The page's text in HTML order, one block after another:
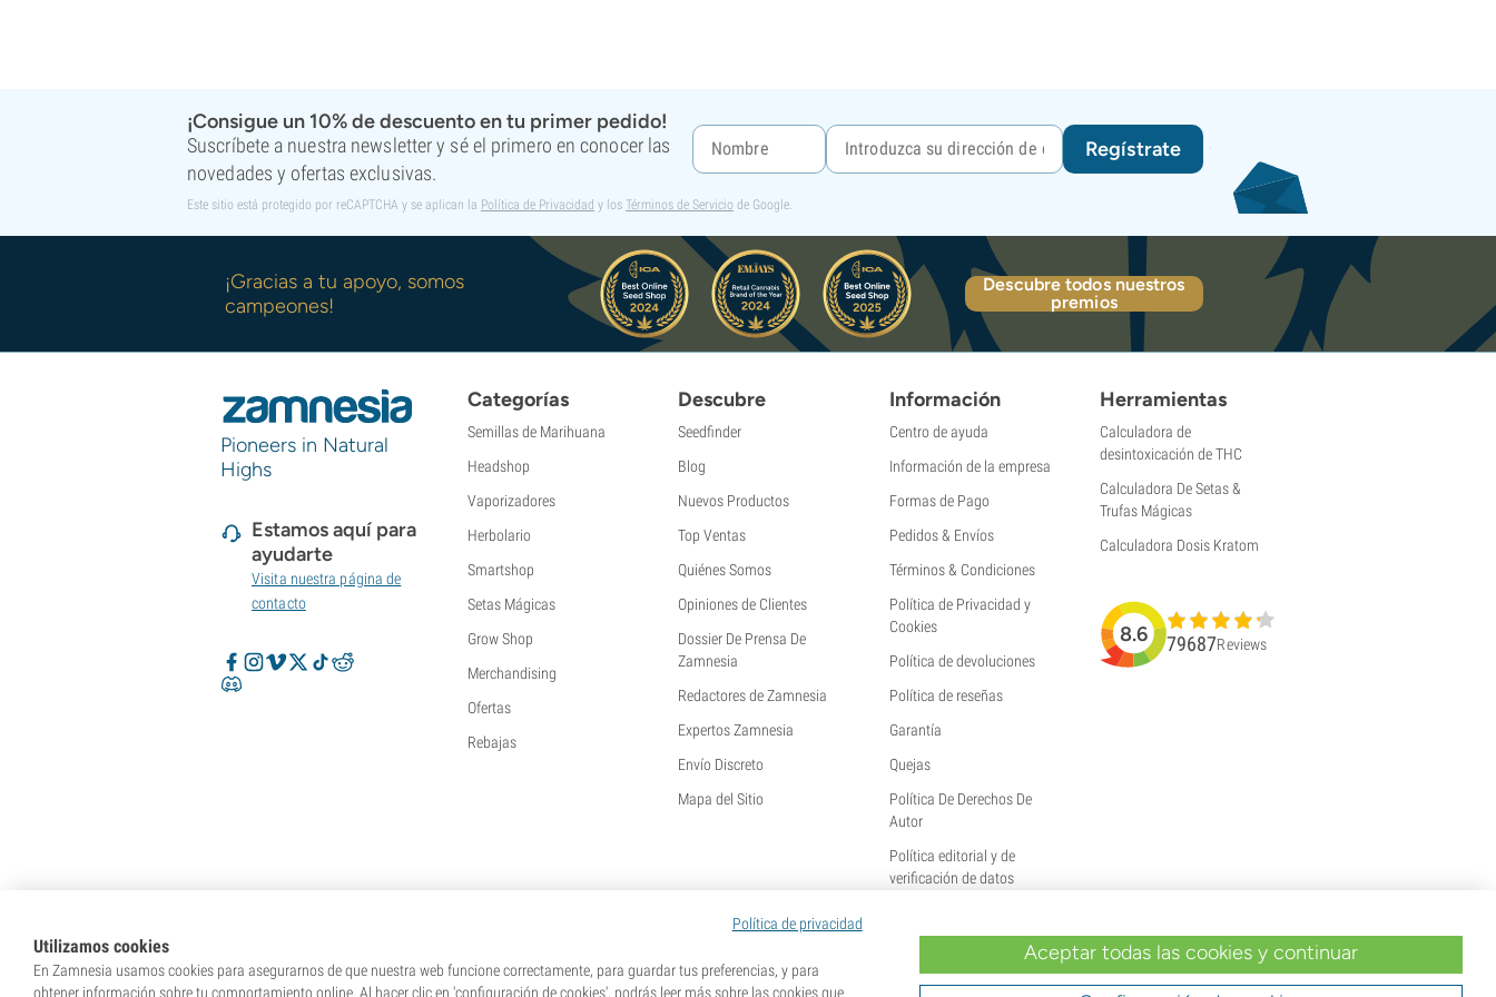
¡Consigue un 10% de descuento en tu primer pedido!
Suscríbete a nuestra newsletter y sé el primero en conocer las
novedades y ofertas exclusivas.
Regístrate
Este sitio está protegido por reCAPTCHA y se aplican la Política de Privacidad y los Términos de Servicio de Google.
¡Gracias a tu apoyo, somos
campeones!
Descubre todos nuestros
premios
Pioneers in Natural
Highs
Estamos aquí para
ayudarte
Visita nuestra página de
contacto
Categorías
Semillas de Marihuana
Headshop
Vaporizadores
Herbolario
Smartshop
Setas Mágicas
Grow Shop
Merchandising
Ofertas
Rebajas
Descubre
Seedfinder
Blog
Nuevos Productos
Top Ventas
Quiénes Somos
Opiniones de Clientes
Dossier De Prensa De
Zamnesia
Redactores de Zamnesia
Expertos Zamnesia
Envío Discreto
Mapa del Sitio
Información
Centro de ayuda
Información de la empresa
Formas de Pago
Pedidos & Envíos
Términos & Condiciones
Política de Privacidad y
Cookies
Política de devoluciones
Política de reseñas
Garantía
Quejas
Política De Derechos De
Autor
Política editorial y de
verificación de datos
Herramientas
Calculadora de
desintoxicación de THC
Calculadora De Setas &
Trufas Mágicas
Calculadora Dosis Kratom
8.6 79687Reviews
Política de privacidad
Utilizamos cookies
En Zamnesia usamos cookies para asegurarnos de que nuestra web funcione correctamente, para guardar tus preferencias, y para
obtener información sobre tu comportamiento online. Al hacer clic en 'configuración de cookies', podrás leer más sobre las cookies que
Aceptar todas las cookies y continuar